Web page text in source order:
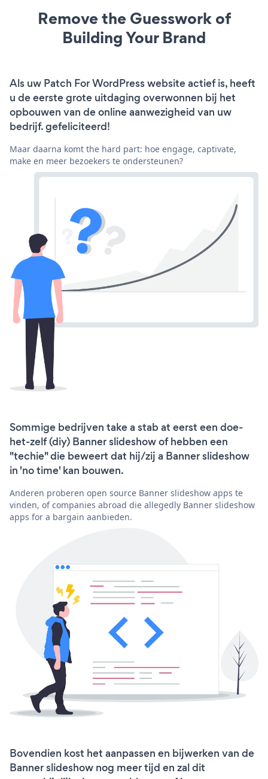
Remove the Guesswork of
Building Your Brand
Als uw Patch For WordPress website actief is, heeft
u de eerste grote uitdaging overwonnen bij het
opbouwen van de online aanwezigheid van uw
bedrijf. gefeliciteerd!
Maar daarna komt the hard part: hoe engage, captivate,
make en meer bezoekers te ondersteunen?
Sommige bedrijven take a stab at eerst een doe-
het-zelf (diy) Banner slideshow of hebben een
"techie" die beweert dat hij/zij a Banner slideshow
in 'no time' kan bouwen.
Anderen proberen open source Banner slideshow apps te
vinden, of companies abroad die allegedly Banner slideshow
apps for a bargain aanbieden.
Bovendien kost het aanpassen en bijwerken van de
Banner slideshow nog meer tijd en zal dit